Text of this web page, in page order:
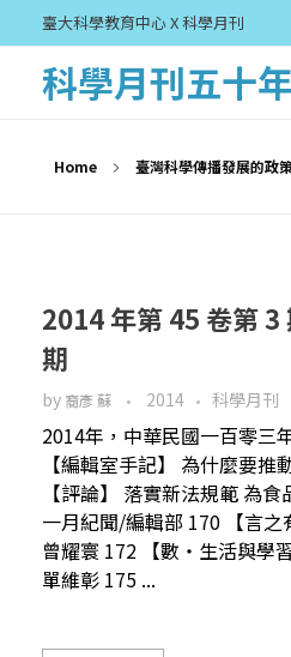
臺大科學教育中心 X 科學月刊
科學月刊五十
Home 臺灣科學傳播發展的政
2014 年第 45 卷第 3
期
by 裔彥 蘇 2014 科學月刊
2014年，中華民國一百零三
【編輯室手記】 為什麼要
【評論】 落實新法規範 為
一月紀聞/編輯部 170 【言
曾耀寰 172 【數‧生活與學
單維彰 175 ...